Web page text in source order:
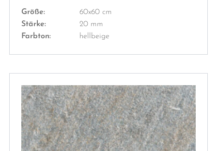
Größe:
60x60 cm
Stärke:
20 mm
Farbton:
hellbeige